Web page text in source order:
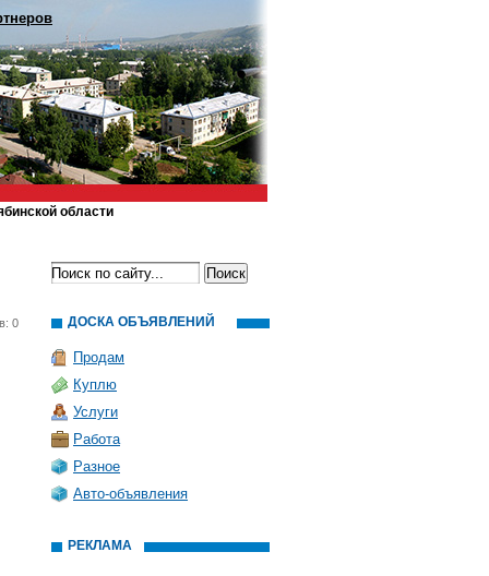
области
0 ДОСКА ОБЪЯВЛЕНИЙ
Продам
Куплю
Услуги
Работа
Разное
Авто-объявления
РЕКЛАМА